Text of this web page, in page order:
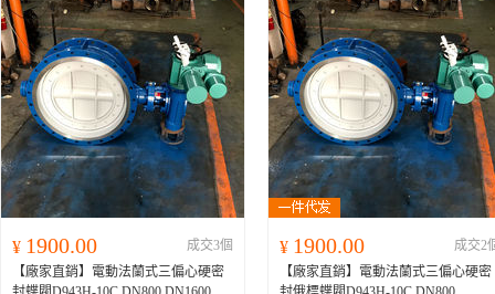
¥ 1900.00
成交3個
【廠家直銷】電動法蘭式三偏心硬密
¥ 1900.00
成交2
【廠家直銷】電動法蘭式三偏心硬密